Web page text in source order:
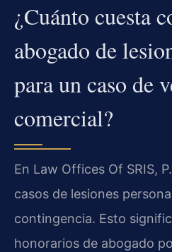
¿Cuánto cuesta
abogado de
para un caso de
comercial?
En Law Offices Of SRIS,
casos de lesiones
contingencia. Esto
honorarios de abogado